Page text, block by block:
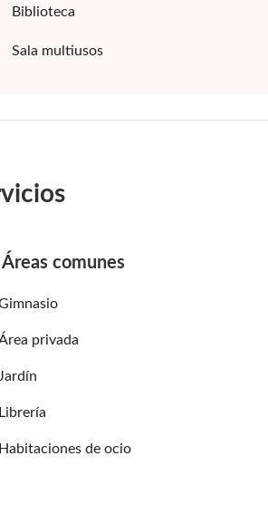
Biblioteca
Sala multiusos
Áreas comunes
privada
Jardín
Librería
Habitaciones de ocio